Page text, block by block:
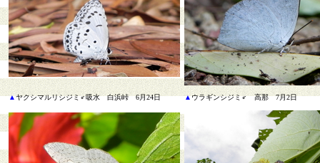
▲ヤクシマルリシジミ♂吸水 白浜峠 6月24日 ▲ウラギンシジミ♂ 高那 7月2日